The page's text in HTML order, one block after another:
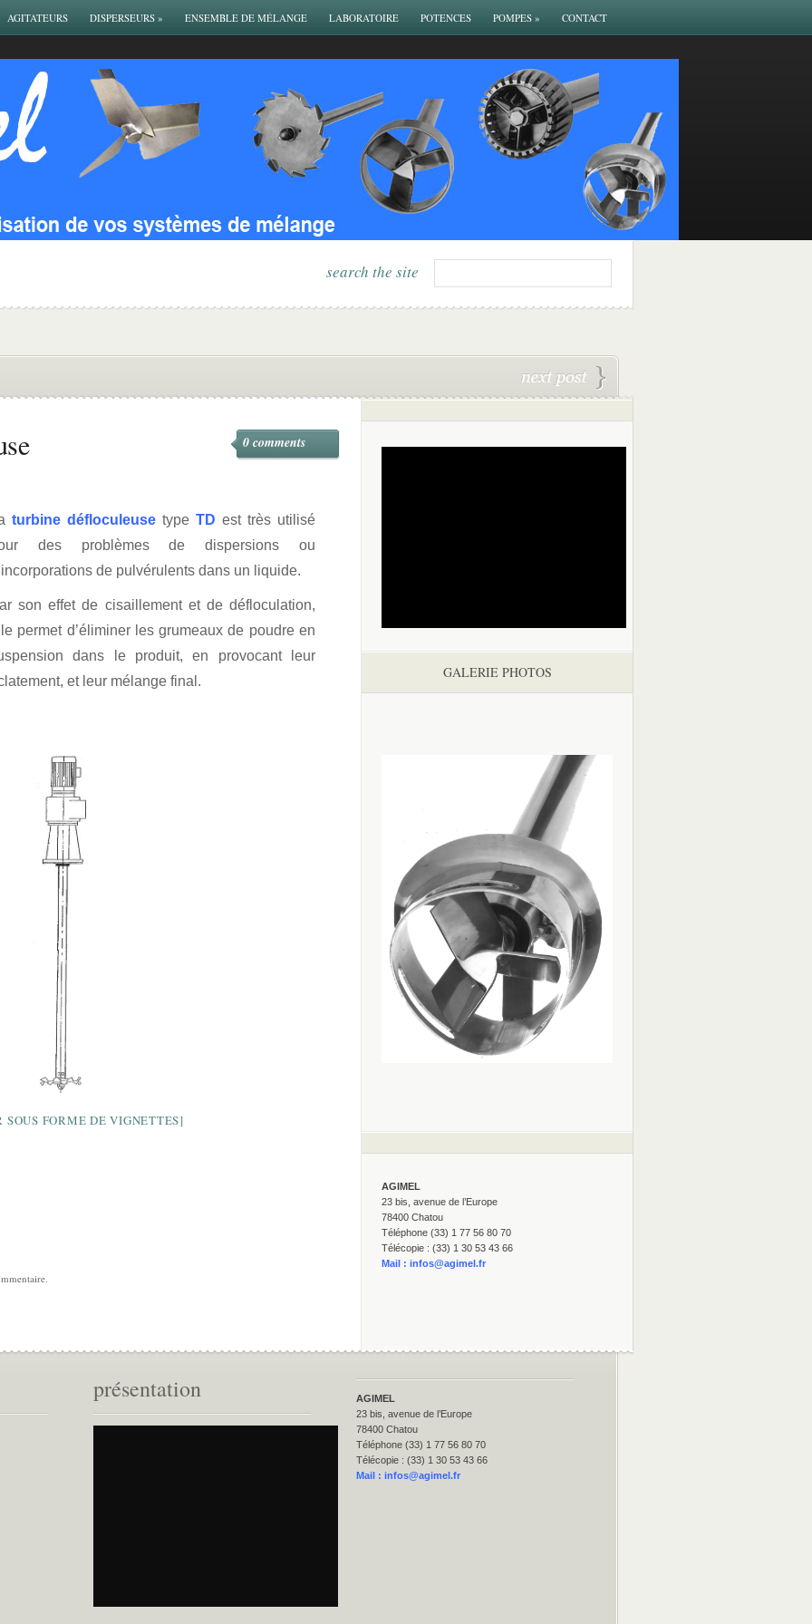
AGITATEURS DISPERSEURS » ENSEMBLE DE MÉLANGE LABORATOIRE POTENCES POMPES » CONTACT
search the site
0 comments
turbine défloculeuse type TD est très utilisé
des problèmes de dispersions ou
de pulvérulents dans un liquide.
son effet de cisaillement et de défloculation,
permet d’éliminer les grumeaux de poudre en
dans le produit, en provocant leur
et leur mélange final.
SOUS FORME DE VIGNETTES]
GALERIE PHOTOS
AGIMEL
23 bis, avenue de l’Europe
78400 Chatou
Téléphone (33) 1 77 56 80 70
Télécopie : (33) 1 30 53 43 66
Mail : infos@agimel.fr
présentation
AGIMEL
23 bis, avenue de l’Europe
78400 Chatou
Téléphone (33) 1 77 56 80 70
Télécopie : (33) 1 30 53 43 66
Mail : infos@agimel.fr